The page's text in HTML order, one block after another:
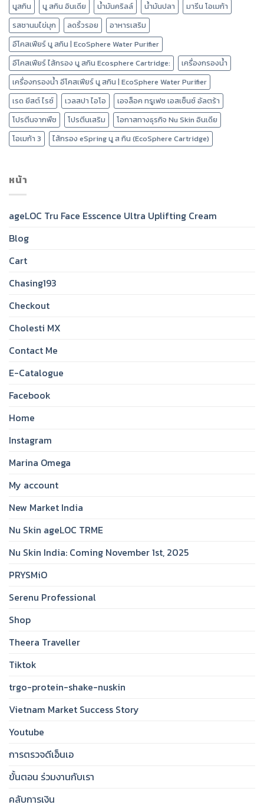
นูสกิน
นู สกิน อินเดีย น้ำมันคริลล์ น้ำมันปลา
มารีน โอเมก้า
รสชานมไข่มุก
ลดริ้วรอย
อาหารเสริม
อีโคสเฟียร์ นู สกิน | EcoSphere Water Purifier
อีโคสเฟียร์ ไส้กรอง นู สกิน Ecosphere Cartridge:
เครื่องกรองน้ำ
เครื่องกรองน้ำ อีโคสเฟียร์ นู สกิน | EcoSphere Water Purifier
เรด ยีสต์ ไรซ์
เวลสปา ไอโอ
เอจล็อค ทรูเฟซ เอสเซ็นซ์ อัลตร้า
โปรตีนจากพืช
โปรตีนเสริม
โอกาสทางธุรกิจ Nu Skin อินเดีย
โอเมก้า 3
ไส้กรอง eSpring นู ส กิน (EcoSphere Cartridge)
หน้า
ageLOC Tru Face Esscence Ultra Uplifting Cream
Blog
Cart
Chasing193
Checkout
Cholesti MX
Contact Me
E-Catalogue
Facebook
Home
Instagram
Marina Omega
My account
New Market India
Nu Skin ageLOC TRME
Nu Skin India: Coming November 1st, 2025
PRYSMiO
Serenu Professional
Shop
Theera Traveller
Tiktok
trgo-protein-shake-nuskin
Vietnam Market Success Story
Youtube
การตรวจดีเอ็นเอ
ขั้นตอน ร่วมงานกับเรา
คลับการเงิน